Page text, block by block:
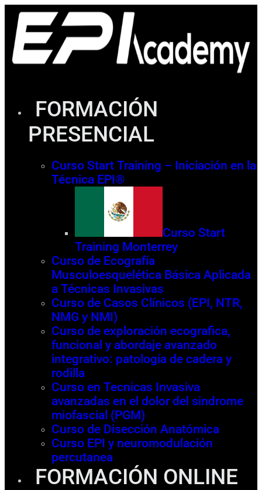
FORMACIÓN
PRESENCIAL
Curso Start Training – Iniciación en la
Técnica EPI®
Curso Start
Training Monterrey
Curso de Ecografía
Musculoesquelética Básica Aplicada
a Técnicas Invasivas
Curso de Casos Clínicos (EPI, NTR,
NMG y NMI)
Curso de exploración ecografica,
funcional y abordaje avanzado
integrativo: patología de cadera y
rodilla
Curso en Tecnicas Invasiva
avanzadas en el dolor del sindrome
miofascial (PGM)
Curso de Disección Anatómica
Curso EPI y neuromodulación
percutanea
FORMACIÓN ONLINE